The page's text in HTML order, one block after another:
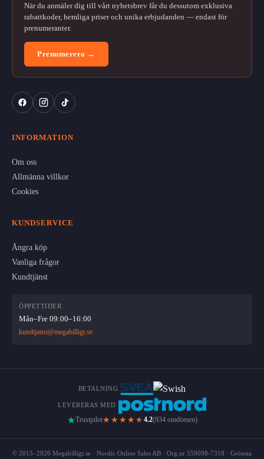
När du anmäler dig till vårt nyhetsbrev får du dessutom exklusiva
rabattkoder, hemliga priser och unika erbjudanden — endast för
prenumeranter.
Prenumerera →
INFORMATION
Om oss
Allmänna villkor
Cookies
KUNDSERVICE
Ångra köp
Vanliga frågor
Kundtjänst
ÖPPETTIDER
Mån–Fre 09:00–16:00
kundtjanst@megabilligt.se
BETALNING
LEVERERAS MED
Trustpilot★★★★ ★ 4.2(934 omdömen)
© 2013–2026 Megabilligt.se · Nordic Online Sales AB · Org.nr 559098-7318 · Grönsta